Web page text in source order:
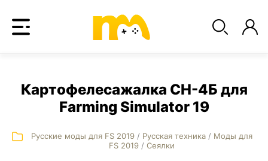
Картофелесажалка СН-4Б для
Farming Simulator 19
Русские моды для FS 2019/ Русская техника/ Моды для
FS 2019/ Сеялки